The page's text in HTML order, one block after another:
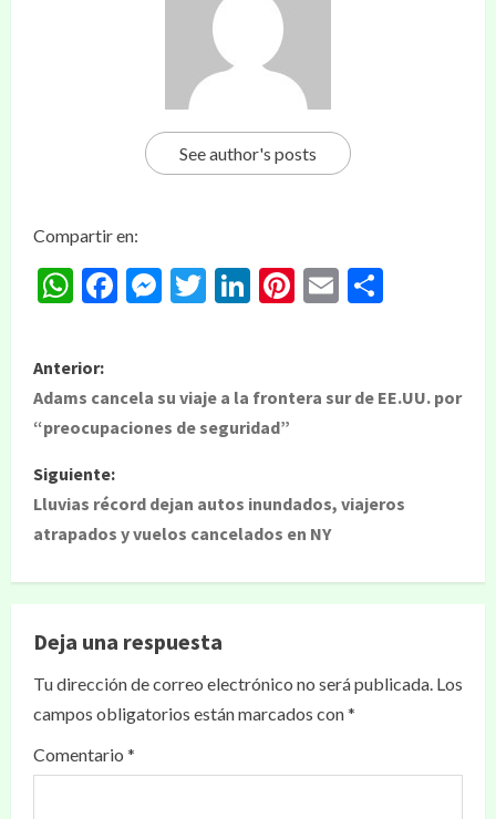
See author's posts
Compartir en:
WhatsApp
Facebook
Messenger
Twitter
LinkedIn
Pinterest
Email
Anterior:
Adams cancela su viaje a la frontera sur de EE.UU. por
“preocupaciones de seguridad”
Siguiente:
Lluvias récord dejan autos inundados, viajeros
atrapados y vuelos cancelados en NY
Deja una respuesta
Tu dirección de correo electrónico no será publicada. Los
campos obligatorios están marcados con*
Comentario *